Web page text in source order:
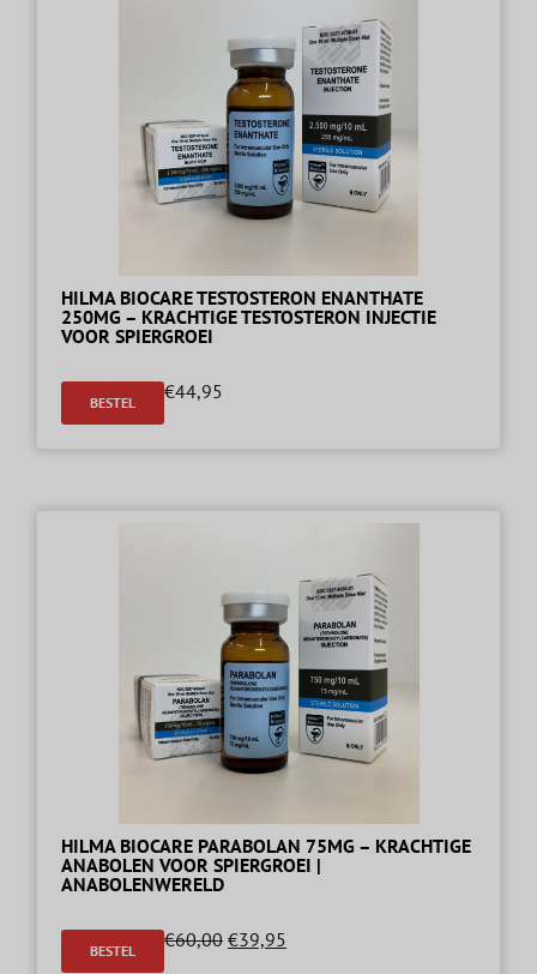
HILMA BIOCARE TESTOSTERON ENANTHATE
250MG – KRACHTIGE TESTOSTERON INJECTIE
VOOR SPIERGROEI
BESTEL €44,95
HILMA BIOCARE PARABOLAN 75MG – KRACHTIGE
ANABOLEN VOOR SPIERGROEI |
ANABOLENWERELD
BESTEL €60,00 €39,95